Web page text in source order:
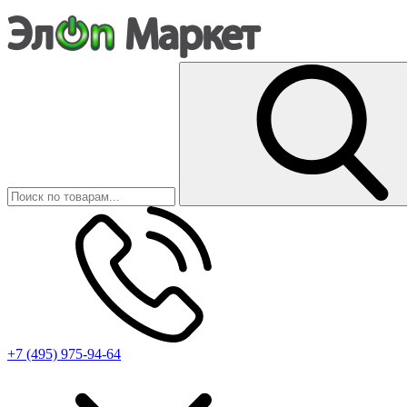
+7 (495) 975-94-64